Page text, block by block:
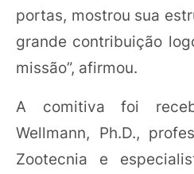
portas, mostrou sua
grande contribuição
missão”, afirmou.
A comitiva foi
Wellmann, Ph.D.,
Zootecnia e